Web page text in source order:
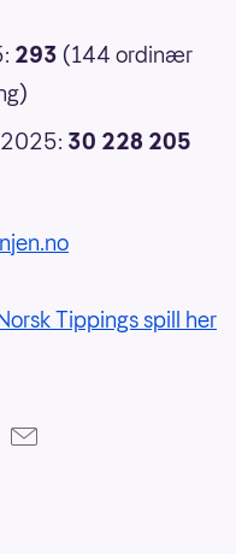
293 (144 ordinær
30 228 205
Tippings spill her